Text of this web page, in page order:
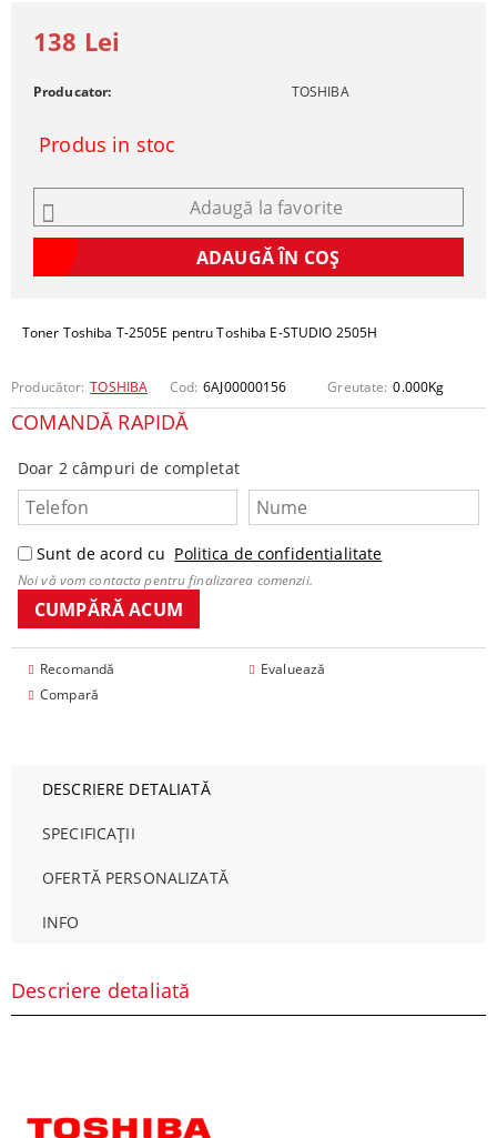
Toner Toshiba T-2505E pentru Toshiba E-STUDIO 2505H
Producător: TOSHIBA Cod: 6AJ00000156 Greutate: 0.000Kg
COMANDĂ RAPIDĂ
Doar 2 câmpuri de completat
Sunt de acord cu Politica de confidentialitate
Noi vă vom contacta pentru finalizarea comenzii.
Recomandă
Evaluează
Compară
138 Lei
Producator: TOSHIBA
Produs in stoc
Adaugă la favorite
DESCRIERE DETALIATĂ
SPECIFICAȚII
OFERTĂ PERSONALIZATĂ
INFO
Descriere detaliată